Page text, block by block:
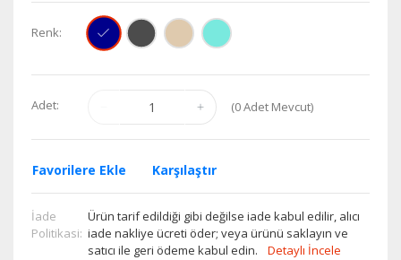
Renk:
Adet: (0Adet Mevcut)
Favorilere Ekle Karşılaştır
İade
Politikasi:
Ürün tarif edildiği gibi değilse iade kabul edilir, alıcı
iade nakliye ücreti öder; veya ürünü saklayın ve
satıcı ile geri ödeme kabul edin.
Detaylı İncele